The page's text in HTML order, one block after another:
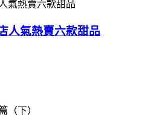
人氣熱賣六款甜品